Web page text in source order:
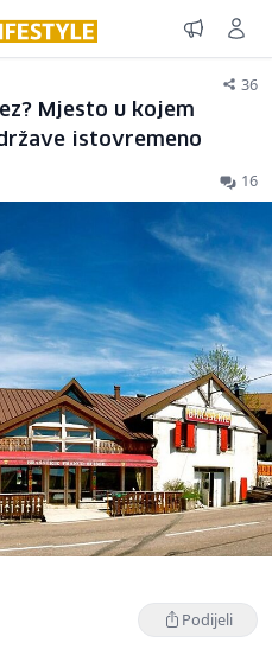
36
Mjesto u kojem
istovremeno
16
Podijeli